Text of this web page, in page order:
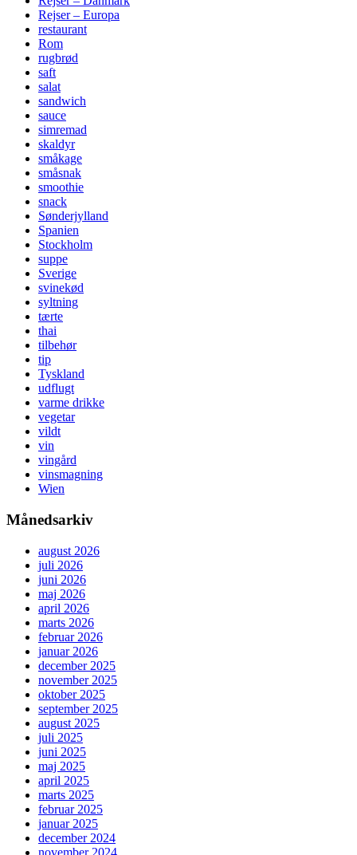
Rejser – Europa
restaurant
Rom
rugbrød
saft
salat
sandwich
sauce
simremad
skaldyr
småkage
småsnak
smoothie
snack
Sønderjylland
Spanien
Stockholm
suppe
Sverige
svinekød
syltning
tærte
thai
tilbehør
tip
Tyskland
udflugt
varme drikke
vegetar
vildt
vin
vingård
vinsmagning
Wien
Månedsarkiv
august 2026
juli 2026
juni 2026
maj 2026
april 2026
marts 2026
februar 2026
januar 2026
december 2025
november 2025
oktober 2025
september 2025
august 2025
juli 2025
juni 2025
maj 2025
april 2025
marts 2025
februar 2025
januar 2025
december 2024
november 2024